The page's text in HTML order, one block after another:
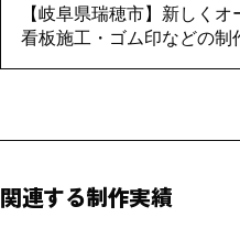
【岐阜県瑞穂市】新しく
看板施工・ゴム印などの制
関連する制作実績